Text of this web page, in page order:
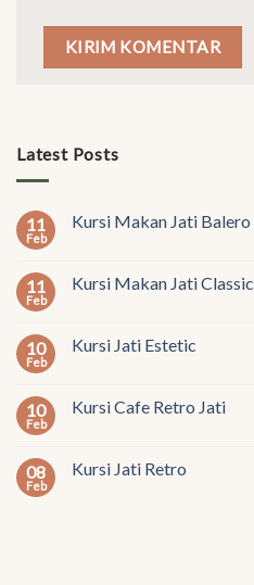
Latest Posts
11
Feb
Kursi Makan Jati Balero
11
Feb
Kursi Makan Jati Classic
10
Feb
Kursi Jati Estetic
10
Feb
Kursi Cafe Retro Jati
08
Feb
Kursi Jati Retro